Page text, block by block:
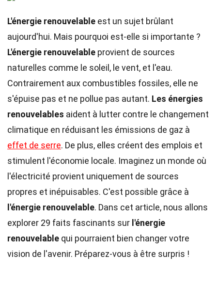
L'énergie renouvelable est un sujet brûlant
aujourd'hui. Mais pourquoi est-elle si importante ?
L'énergie renouvelable provient de sources
naturelles comme le soleil, le vent, et l'eau.
Contrairement aux combustibles fossiles, elle ne
s'épuise pas et ne pollue pas autant. Les énergies
renouvelables aident à lutter contre le changement
climatique en réduisant les émissions de gaz à
effet de serre. De plus, elles créent des emplois et
stimulent l'économie locale. Imaginez un monde où
l'électricité provient uniquement de sources
propres et inépuisables. C'est possible grâce à
l'énergie renouvelable. Dans cet article, nous allons
explorer 29 faits fascinants sur l'énergie
renouvelable qui pourraient bien changer votre
vision de l'avenir. Préparez-vous à être surpris !